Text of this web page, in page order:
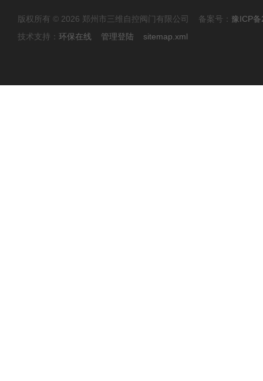
版权所有 © 2026 郑州市三维自控阀门有限公司 备案号： 豫ICP
技术支持： 环保在线 管理登陆 sitemap.xml